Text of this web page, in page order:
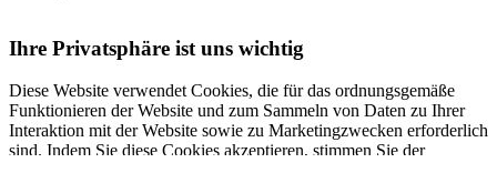
Ihre Privatsphäre ist uns wichtig
Diese Website verwendet Cookies, die für das ordnungsgemäße
Funktionieren der Website und zum Sammeln von Daten zu Ihrer
Interaktion mit der Website sowie zu Marketingzwecken erforderlich
sind. Indem Sie diese Cookies akzeptieren, stimmen Sie der